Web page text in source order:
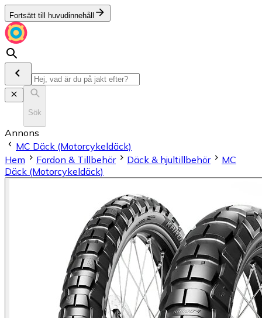
Fortsätt till huvudinnehåll
Sök
Annons
MC Däck (Motorcykeldäck)
Hem
Fordon & Tillbehör Däck & hjultillbehör
MC
Däck (Motorcykeldäck)